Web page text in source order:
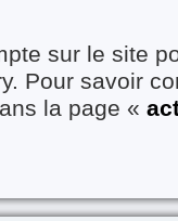
sur le site
Pour savoir
la page «